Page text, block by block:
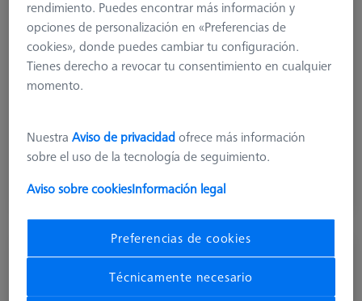
379,40 €
más el IVA
Disponible
SISTEMAS DE PALLETS
OmniFix CT Tomostage foam
626140-9400-019
rendimiento. Puedes encontrar más información y
opciones de personalización en «Preferencias de
cookies», donde puedes cambiar tu configuración.
Tienes derecho a revocar tu consentimiento en cualquier
momento.
NuestraAviso de privacidadofrece más información
sobre el uso de la tecnología de seguimiento.
Aviso sobre cookiesInformación legal
Preferencias de cookies
Técnicamente necesario